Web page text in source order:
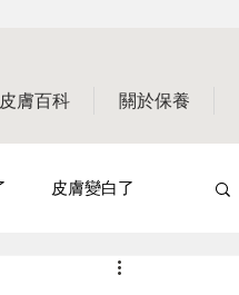
膚百科 關於保養
皮膚變白了